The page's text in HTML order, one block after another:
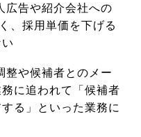
広告や紹介会社への
、採用単価を下げる
整や候補者とのメー
に追われて「候補者
る」といった業務に